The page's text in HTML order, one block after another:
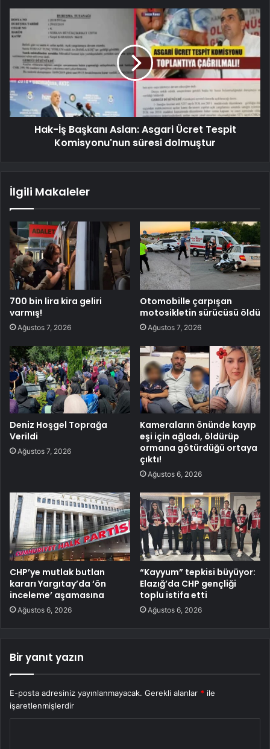
Hak-İş Başkanı Aslan: Asgari Ücret Tespit
Komisyonu'nun süresi dolmuştur
İlgili Makaleler
700 bin lira kira geliri
varmış!
Ağustos 7, 2026
Otomobille çarpışan
motosikletin sürücüsü öldü
Ağustos 7, 2026
Deniz Hoşgel Toprağa
Verildi
Ağustos 7, 2026
Kameraların önünde kayıp
eşi için ağladı, öldürüp
ormana götürdüğü ortaya
çıktı!
Ağustos 6, 2026
CHP’ye mutlak butlan
kararı Yargıtay’da ‘ön
inceleme’ aşamasına
Ağustos 6, 2026
“Kayyum” tepkisi büyüyor:
Elazığ’da CHP gençliği
toplu istifa etti
Ağustos 6, 2026
Bir yanıt yazın
E-posta adresiniz yayınlanmayacak. Gerekli alanlar * ile
işaretlenmişlerdir